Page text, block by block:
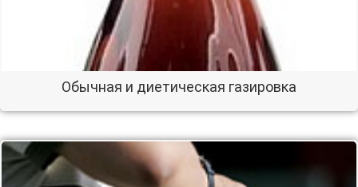
Обычная и диетическая газировка